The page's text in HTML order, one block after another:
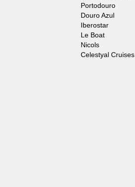
Portodouro
Douro Azul
Iberostar
Le Boat
Nicols
Celestyal Cruises